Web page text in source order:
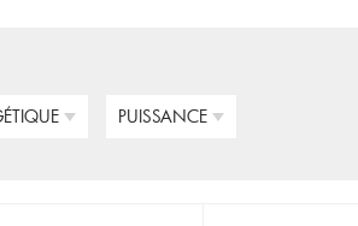
PUISSANCE